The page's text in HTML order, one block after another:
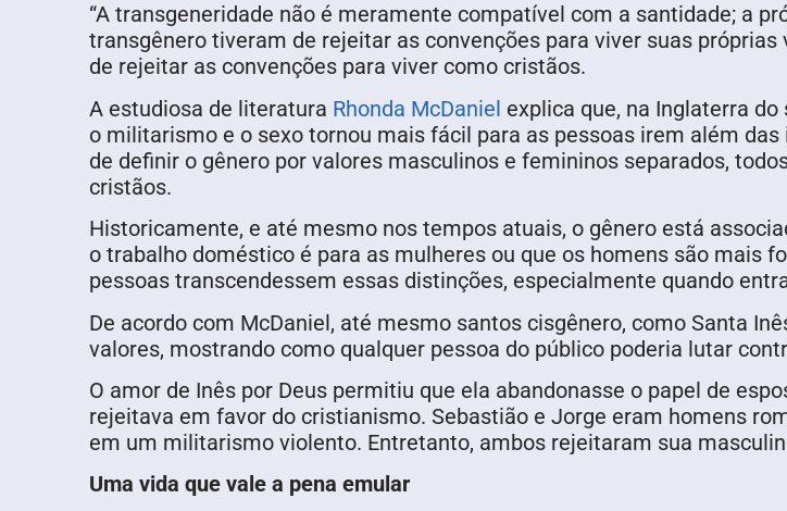
“A transgeneridade não é meramente compatível com a santidade; a
transgênero tiveram de rejeitar as convenções para viver suas
de rejeitar as convenções para viver como cristãos.
A estudiosa de literatura Rhonda McDaniel explica que, na Inglaterra
o militarismo e o sexo tornou mais fácil para as pessoas irem além
de definir o gênero por valores masculinos e femininos separados,
cristãos.
Historicamente, e até mesmo nos tempos atuais, o gênero está
o trabalho doméstico é para as mulheres ou que os homens são mais
pessoas transcendessem essas distinções, especialmente quando
De acordo com McDaniel, até mesmo santos cisgênero, como Santa
valores, mostrando como qualquer pessoa do público poderia lutar
O amor de Inês por Deus permitiu que ela abandonasse o papel de
rejeitava em favor do cristianismo. Sebastião e Jorge eram homens
em um militarismo violento. Entretanto, ambos rejeitaram sua
Uma vida que vale a pena emular